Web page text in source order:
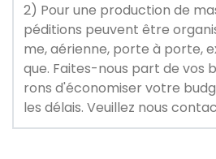
2) Pour une production de
péditions peuvent être
me, aérienne, porte à porte,
que. Faites-nous part de vos
rons d'économiser votre
les délais. Veuillez nous